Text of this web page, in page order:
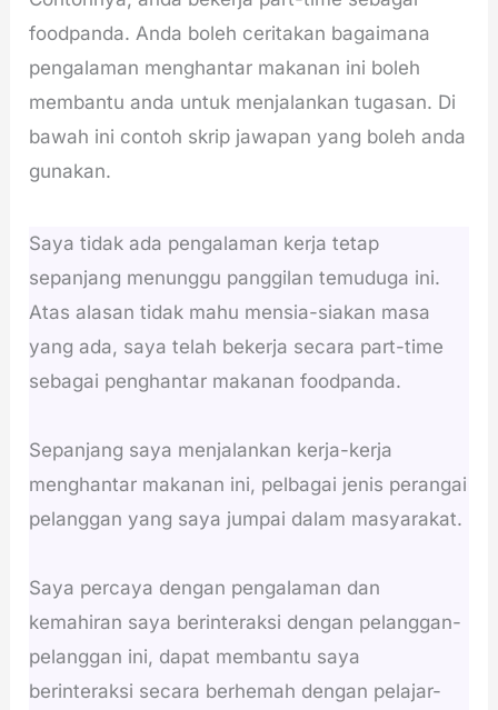
foodpanda. Anda boleh ceritakan bagaimana
pengalaman menghantar makanan ini boleh
membantu anda untuk menjalankan tugasan. Di
bawah ini contoh skrip jawapan yang boleh anda
gunakan.
Saya tidak ada pengalaman kerja tetap
sepanjang menunggu panggilan temuduga ini.
Atas alasan tidak mahu mensia-siakan masa
yang ada, saya telah bekerja secara part-time
sebagai penghantar makanan foodpanda.
Sepanjang saya menjalankan kerja-kerja
menghantar makanan ini, pelbagai jenis perangai
pelanggan yang saya jumpai dalam masyarakat.
Saya percaya dengan pengalaman dan
kemahiran saya berinteraksi dengan pelanggan-
pelanggan ini, dapat membantu saya
berinteraksi secara berhemah dengan pelajar-